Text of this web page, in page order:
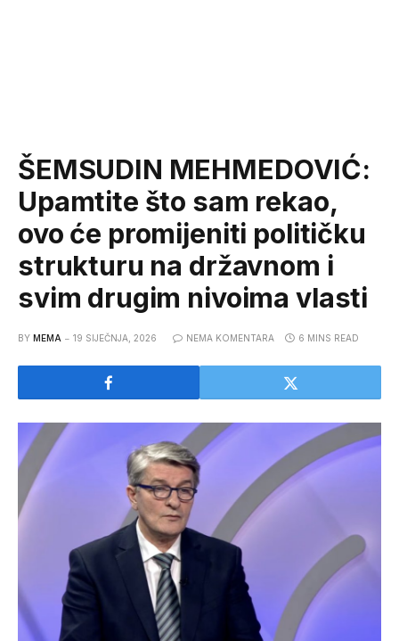
ŠEMSUDIN MEHMEDOVIĆ:
Upamtite što sam rekao,
ovo će promijeniti političku
strukturu na državnom i
svim drugim nivoima vlasti
BY MEMA 19 SIJEČNJA, 2026 NEMA KOMENTARA 6 MINS READ